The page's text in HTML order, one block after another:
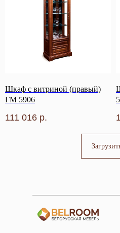
Шкаф с витриной (правый)
ГМ 5906
111 016 р.